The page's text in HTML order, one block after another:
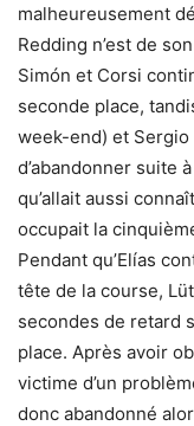
malheureusement
Redding n’est de
Simón et Corsi
seconde place,
week-end) et
d’abandonner suite
qu’allait aussi
occupait la
Pendant qu’Elías
tête de la course,
secondes de retard
place. Après avoir
victime d’un
donc abandonné